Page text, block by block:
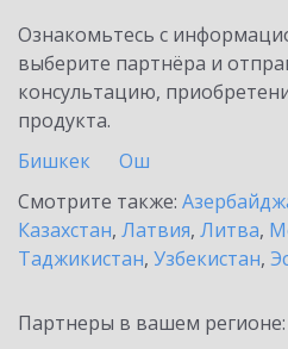
Ознакомьтесь с
выберите партнёра и
консультацию,
продукта.
Бишкек
Ош
Смотрите также:
Казахстан, Латвия, Литва,
Таджикистан, Узбекистан,
Партнеры в вашем регионе: